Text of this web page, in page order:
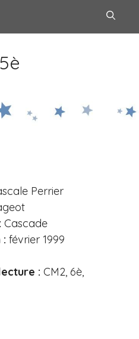
Perrier
Cascade
: février 1999
: CM2, 6è,